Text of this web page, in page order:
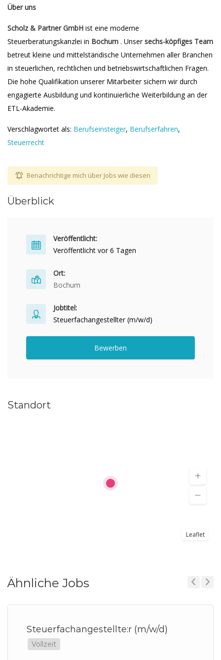
Über uns
Scholz & Partner GmbH ist eine moderne
Steuerberatungskanzlei in Bochum . Unsersechs-köpfiges Team
betreut kleine und mittelständische Unternehmen aller Branchen
in steuerlichen, rechtlichen und betriebswirtschaftlichen Fragen.
Die hohe Qualifikation unserer Mitarbeiter sichern wir durch
engagierte Ausbildung und kontinuierliche Weiterbildung an der
ETL-Akademie.
Verschlagwortet als: Berufseinsteiger, Berufserfahren,
Steuerrecht
Benachrichtige mich über Jobs wie diesen
Überblick
Veröffentlicht:
Veröffentlicht vor 6 Tagen
Ort:
Bochum
Jobtitel:
Steuerfachangestellter (m/w/d)
Bewerben
Standort
Leaflet
Ähnliche Jobs
Steuerfachangestellte:r (m/w/d)
Vollzeit